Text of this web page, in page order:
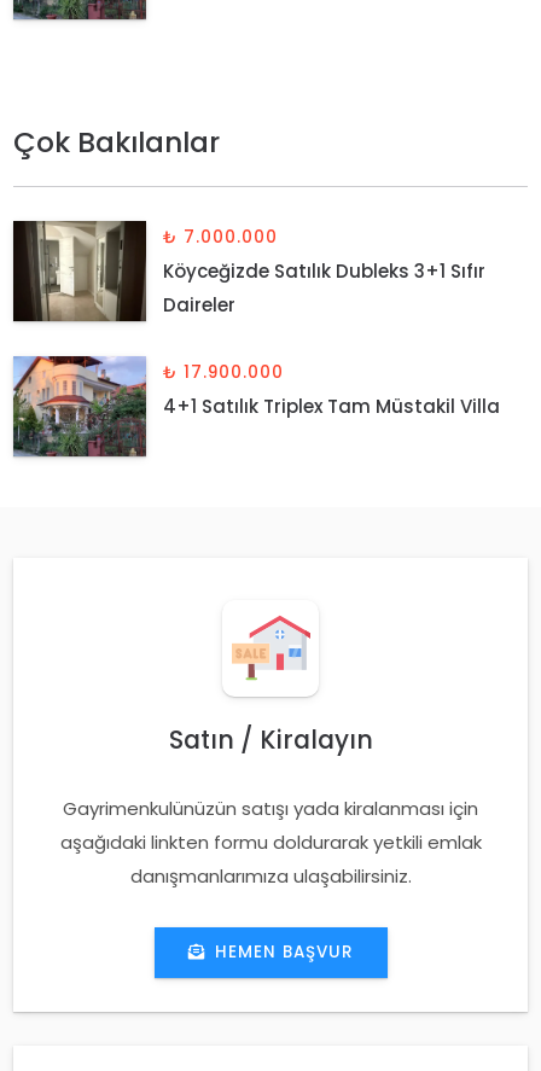
Çok Bakılanlar
₺ 7.000.000
Köyceğizde Satılık Dubleks 3+1 Sıfır
Daireler
₺ 17.900.000
4+1 Satılık Triplex Tam Müstakil Villa
Satın / Kiralayın
Gayrimenkulünüzün satışı yada kiralanması için
aşağıdaki linkten formu doldurarak yetkili emlak
danışmanlarımıza ulaşabilirsiniz.
HEMEN BAŞVUR